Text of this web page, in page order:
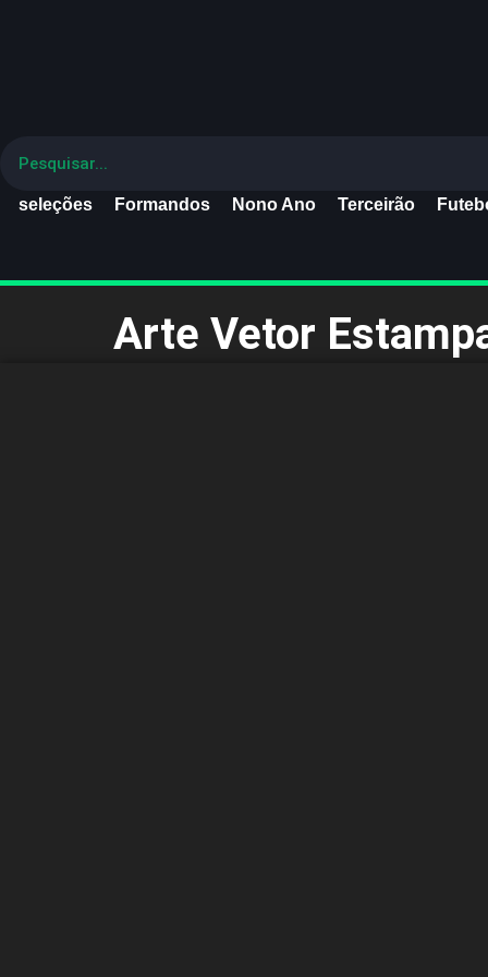
seleções Formandos Nono Ano Terceirão
Arte Vetor